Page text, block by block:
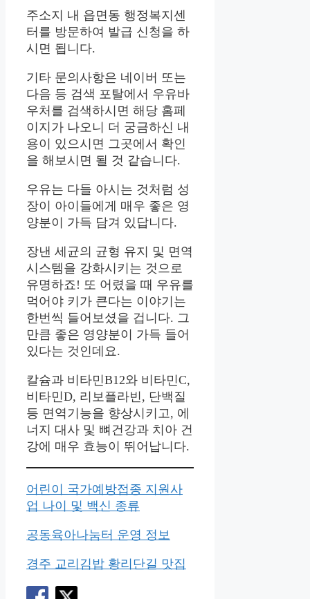
주소지 내 읍면동 행정복지센
터를 방문하여 발급 신청을 하
시면 됩니다.
기타 문의사항은 네이버 또는
다음 등 검색 포탈에서 우유바
우처를 검색하시면 해당 홈페
이지가 나오니 더 궁금하신 내
용이 있으시면 그곳에서 확인
을 해보시면 될 것 같습니다.
우유는 다들 아시는 것처럼 성
장이 아이들에게 매우 좋은 영
양분이 가득 담겨 있답니다.
장낸 세균의 균형 유지 및 면역
시스템을 강화시키는 것으로
유명하죠! 또 어렸을 때 우유를
먹어야 키가 큰다는 이야기는
한번씩 들어보셨을 겁니다. 그
만큼 좋은 영양분이 가득 들어
있다는 것인데요.
칼슘과 비타민B12와 비타민C,
비타민D, 리보플라빈, 단백질
등 면역기능을 향상시키고, 에
너지 대사 및 뼈건강과 치아 건
강에 매우 효능이 뛰어납니다.
어린이 국가예방접종 지원사
업 나이 및 백신 종류
공동육아나눔터 운영 정보
경주 교리김밥 황리단길 맛집